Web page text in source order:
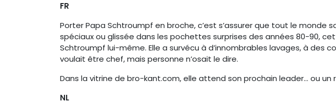
FR
Porter Papa Schtroumpf en broche, c’est s’assurer que tout le monde
spéciaux ou glissée dans les pochettes surprises des années 80-90,
Schtroumpf lui-même. Elle a survécu à d’innombrables lavages, à
voulait être chef, mais personne n’osait le dire.
Dans la vitrine de bro-kant.com, elle attend son prochain leader… ou un
NL